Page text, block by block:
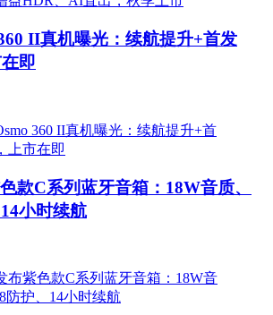
II真机曝光：续航提升+首发
即
款C系列蓝牙音箱：18W音质、
小时续航